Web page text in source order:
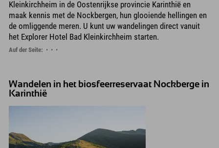
Kleinkirchheim in de Oostenrijkse provincie Karinthië en
maak kennis met de Nockbergen, hun glooiende hellingen en
de omliggende meren. U kunt uw wandelingen direct vanuit
het Explorer Hotel Bad Kleinkirchheim starten.
Auf der Seite:
Wandelen in het biosfeerreservaat Nockberge in
Karinthië